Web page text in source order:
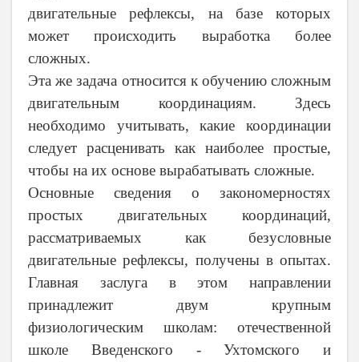
двигательные рефлексы, на базе которых
может происходить выработка более
сложных.
Эта же задача относится к обучению сложным
двигательным координациям. Здесь
необходимо учитывать, какие координации
следует расценивать как наиболее простые,
чтобы на их основе вырабатывать сложные.
Основные сведения о закономерностях
простых двигательных координаций,
рассматриваемых как безусловные
двигательные рефлексы, получены в опытах.
Главная заслуга в этом направлении
принадлежит двум крупным
физиологическим школам: отечественной
школе Введенского - Ухтомского и